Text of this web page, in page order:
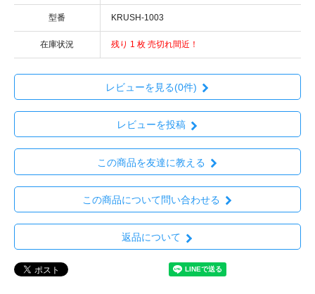
型番 KRUSH-1003
在庫状況 残り 1 枚 売切れ間近！
レビューを見る(0件)
レビューを投稿
この商品を友達に教える
この商品について問い合わせる
返品について